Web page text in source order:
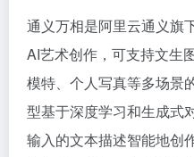
通义万相是阿里云通义旗
AI艺术创作，可支持文生
模特、个人写真等多场景
型基于深度学习和生成式
输入的文本描述智能地创